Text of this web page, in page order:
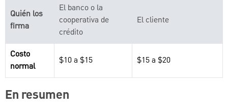
Quién los
firma
El banco o la
cooperativa de
crédito
El cliente
Costo
normal
$10 a $15 $15 a $20
En resumen